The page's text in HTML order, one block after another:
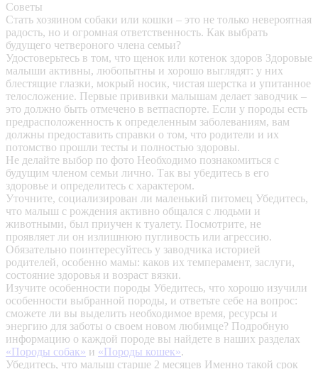
Советы
Стать хозяином собаки или кошки – это не только невероятная
радость, но и огромная ответственность. Как выбрать
будущего четвероного члена семьи?
Удостоверьтесь в том, что щенок или котенок здоров Здоровые
малыши активны, любопытны и хорошо выглядят: у них
блестящие глазки, мокрый носик, чистая шерстка и упитанное
телосложение. Первые прививки малышам делает заводчик –
это должно быть отмечено в ветпаспорте. Если у породы есть
предрасположенность к определенным заболеваниям, вам
должны предоставить справки о том, что родители и их
потомство прошли тесты и полностью здоровы.
Не делайте выбор по фото Необходимо познакомиться с
будущим членом семьи лично. Так вы убедитесь в его
здоровье и определитесь с характером.
Уточните, социализирован ли маленький питомец Убедитесь,
что малыш с рождения активно общался с людьми и
животными, был приучен к туалету. Посмотрите, не
проявляет ли он излишнюю пугливость или агрессию.
Обязательно поинтересуйтесь у заводчика историей
родителей, особенно мамы: каков их темперамент, заслуги,
состояние здоровья и возраст вязки.
Изучите особенности породы Убедитесь, что хорошо изучили
особенности выбранной породы, и ответьте себе на вопрос:
сможете ли вы выделить необходимое время, ресурсы и
энергию для заботы о своем новом любимце? Подробную
информацию о каждой породе вы найдете в наших разделах
«Породы собак» и «Породы кошек».
Убедитесь, что малыш старше 2 месяцев Именно такой срок